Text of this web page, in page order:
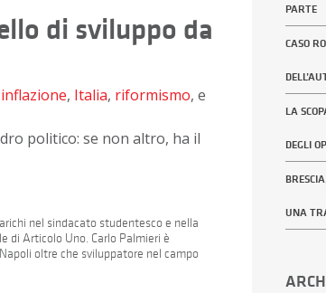
di sviluppo da
inflazione, Italia, riformismo, e
politico: se non altro, ha il
nel sindacato studentesco e nella
di Articolo Uno. Carlo Palmieri è
oltre che sviluppatore nel campo
PARTE
CASO
LA
DEGLI
UNA